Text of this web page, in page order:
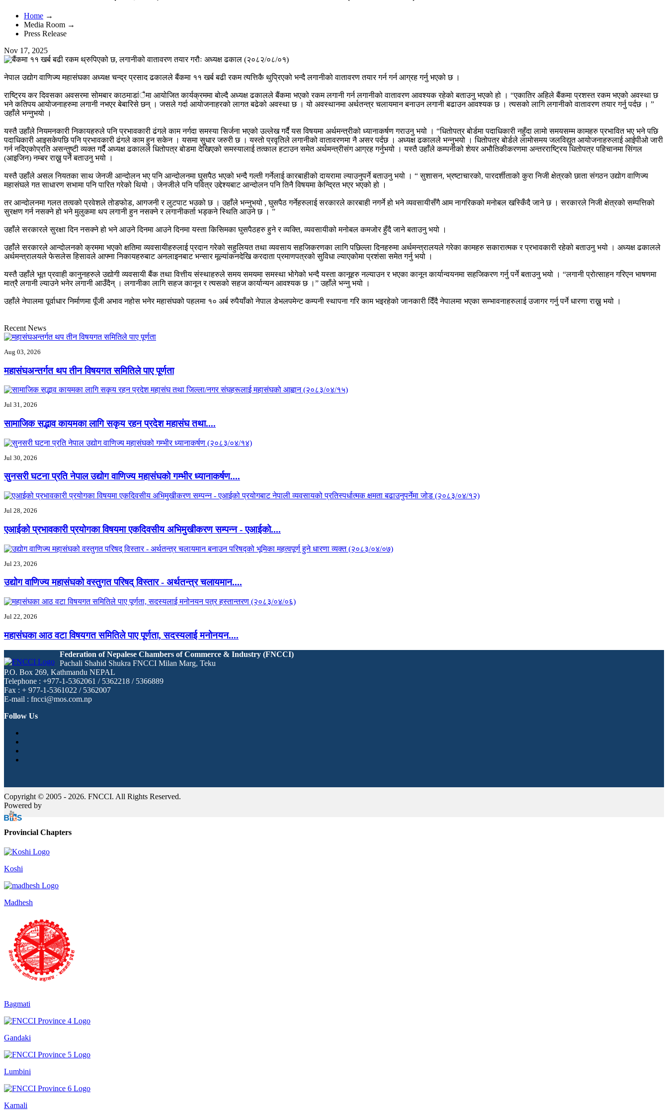
Home →
Media Room →
Press Release
Nov 17, 2025
नेपाल उद्योग वाणिज्य महासंघका अध्यक्ष चन्द्र प्रसाद ढकालले बैंकमा ११ खर्ब बढी रकम त्यत्तिकै थुप्रिएको भन्दै लगानीको वातावरण तयार गर्न गर्न आग्रह गर्नु भएको छ ।
राष्ट्रिय कर दिवसका अवसरमा सोमबार काठमाडांैमा आयोजित कार्यक्रममा बोल्दै अध्यक्ष ढकालले बैंकमा भएको रकम लगानी गर्न लगानीको वातावरण आवश्यक रहेको बताउनु भएको हो । “एकातिर अहिले बैंकमा प्रशस्त रकम भएको अवस्था छ
भने कतिपय आयोजनाहरुमा लगानी नभएर बेबारिसे छन् । जसले गर्दा आयोजनाहरको लागत बढेको अवस्था छ । यो अवस्थानमा अर्थतन्त्र चलायमान बनाउन लगानी बढाउन आवश्यक छ । त्यसको लागि लगानीको वातावरण तयार गर्नु पर्दछ । ”
उहाँले भन्नुभयो ।
यस्तै उहाँले नियमनकारी निकायहरुले पनि प्रभावकारी ढंगले काम नर्गदा समस्या सिर्जना भएको उल्लेख गर्दै यस विषयमा अर्थमन्त्रीको ध्यानाकर्षण गराउनु भयो । “धितोपत्र बोर्डमा पदाधिकारी नहुँदा लामो समयसम्म कामहरु प्रभावित भए भने पछि
पदाधिकारी आइसकेपछि पनि प्रभावकारी ढंगले काम हुन सकेन । यसमा सुधार जरुरी छ । यस्तो प्रवृतिले लगानीको वातावरणमा नै असर पर्दछ । अध्यक्ष ढकालले भन्नुभयो । धितोपत्र बोर्डले लामोसमय जलविद्युत आयोजनाहरुलाई आईपीओ जारी
गर्न नदिएकोप्रति असन्तुष्टी व्यक्त गर्दै अध्यक्ष ढकालले धितोपत्र बोडमा देखिएको समस्यालाई तत्काल हटाउन समेत अर्थमन्त्रीसंग आग्रह गर्नुभयो । यस्तै उहाँले कम्पनीको शेयर अभौतिकीकरणमा अन्तरराष्ट्रिय धितोपत्र पहिचानमा सिंगल
(आइजिन) नम्बर राख्नु पर्ने बताउनु भयो ।
यस्तै उहाँले असल नियतका साथ जेनजी आन्दोलन भए पनि आन्दोलनमा घुसपैठ भएको भन्दै गल्ती गर्नेलाई कारबाहीको दायरामा ल्याउनुपर्ने बताउनु भयो । “ सुशासन, भ्रष्टाचारको, पारदर्शीताको कुरा निजी क्षेत्रको छाता संगठन उद्योग वाणिज्य
महासंघले गत साधारण सभामा पनि पारित गरेको थियो । जेनजीले पनि पवित्र उद्देश्यबाट आन्दोलन पनि तिनै विषयमा केन्द्रित भएर भएको हो ।
तर आन्दोलनमा गलत तत्वको प्रवेशले तोडफोड, आगजनी र लुटपाट भउको छ । उहाँले भन्नुभयो , घुसपैठ गर्नेहरुलाई सरकारले कारबाही नगर्ने हो भने व्यवसायीसँगै आम नागरिकको मनोबल खस्किँदै जाने छ । सरकारले निजी क्षेत्रको सम्पत्तिको
सुरक्षण गर्न नसक्ने हो भने मुलुकमा थप लगानी हुन नसक्ने र लगानीकर्ता भड्कने स्थिति आउने छ । ”
उहाँले सरकारले सुरक्षा दिन नसक्ने हो भने आउने दिनमा आउने दिनमा यस्ता किसिमका घुसपैठहरु हुने र व्यक्ति, व्यवसायीको मनोबल कमजोर हुँदै जाने बताउनु भयो ।
उहाँले सरकारले आन्दोलनको क्रममा भएको क्षतिमा व्यवसायीहरुलाई प्रदान गरेको सहुलियत तथा व्यवसाय सहजिकरणका लागि पछिल्ला दिनहरुमा अर्थमन्त्रालयले गरेका कामहरु सकारात्मक र प्रभावकारी रहेको बताउनु भयो । अध्यक्ष ढकालले
अर्थमन्त्रालयले फेसलेस हिसावले आफ्ना निकायहरुबाट अनलाइनबाट भन्सार मूल्यांकनदेखि करदाता प्रमाणपत्रको सुविधा ल्याएकोमा प्रशंसा समेत गर्नु भयो ।
यस्तै उहाँले भूत प्रवाही कानुनहरुले उद्योगी व्यवसायी बैंक तथा वित्तीय संस्थाहरुले समय समयमा समस्था भोगेको भन्दै यस्ता कानूहरु नल्याउन र भएका कानून कार्यान्वयनमा सहजिकरण गर्नु पर्ने बताउनु भयो । “लगानी प्रोत्साहन गरिएन भाषणमा
मात्रै लगानी ल्याउने भनेर लगानी आउँदैन् । लगानीका लागि सहज कानून र त्यसको सहज कार्यान्यन आवश्यक छ ।” उहाँले भन्नु भयो ।
उहाँले नेपालमा पूर्वाधार निर्माणमा पूँजी अभाव नहोस भनेर महासंघको पहलमा १० अर्ब रुपैयाँको नेपाल डेभलपमेन्ट कम्पनी स्थापना गरि काम भइरहेको जानकारी दिँदै नेपालमा भएका सम्भावनाहरुलाई उजागर गर्नु पर्ने धारणा राख्नु भयो ।
Recent News
Aug 03, 2026
महासंघअन्तर्गत थप तीन विषयगत समितिले पाए पूर्णता
Jul 31, 2026
सामाजिक सद्भाव कायमका लागि सकृय रहन प्रदेश महासंघ तथा....
Jul 30, 2026
सुनसरी घटना प्रति नेपाल उद्योग वाणिज्य महासंघको गम्भीर ध्यानाकर्षण....
Jul 28, 2026
एआईको प्रभावकारी प्रयोगका विषयमा एकदिवसीय अभिमुखीकरण सम्पन्न - एआईको....
Jul 23, 2026
उद्योग वाणिज्य महासंघको वस्तुगत परिषद् विस्तार - अर्थतन्त्र चलायमान....
Jul 22, 2026
महासंघका आठ वटा विषयगत समितिले पाए पूर्णता, सदस्यलाई मनोनयन....
Federation of Nepalese Chambers of Commerce & Industry (FNCCI)
Pachali Shahid Shukra FNCCI Milan Marg, Teku
P.O. Box 269, Kathmandu NEPAL
Telephone : +977-1-5362061 / 5362218 / 5366889
Fax : + 977-1-5361022 / 5362007
E-mail : fncci@mos.com.np
Follow Us
Copyright © 2005 - 2026. FNCCI. All Rights Reserved.
Powered by
Provincial Chapters
Koshi
Madhesh
Bagmati
Gandaki
Lumbini
Karnali